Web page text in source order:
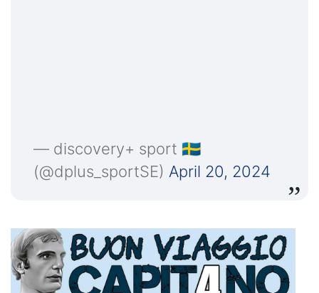
— discovery+ sport 🇸🇪
(@dplus_sportSE) April 20, 2024